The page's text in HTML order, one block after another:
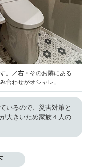
。／右・ そのお隣にある
合わせがオシャレ。
いるので、災害対策と
大きいため家族４人の